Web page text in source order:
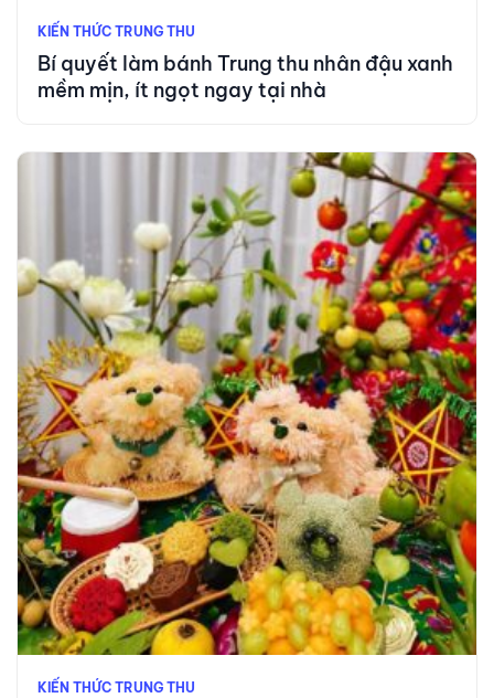
KIẾN THỨC TRUNG THU
Bí quyết làm bánh Trung thu nhân đậu xanh
mềm mịn, ít ngọt ngay tại nhà
KIẾN THỨC TRUNG THU